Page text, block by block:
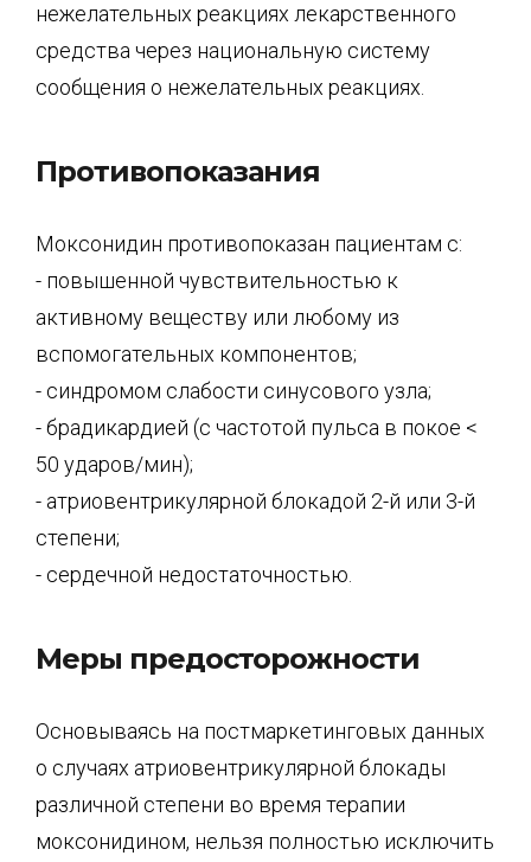
нежелательных реакциях лекарственного
средства через национальную систему
сообщения о нежелательных реакциях.
Противопоказания
Моксонидин противопоказан пациентам с:
- повышенной чувствительностью к
активному веществу или любому из
вспомогательных компонентов;
- синдромом слабости синусового узла;
- брадикардией (с частотой пульса в покое <
50 ударов/мин);
- атриовентрикулярной блокадой 2-й или 3-й
степени;
- сердечной недостаточностью.
Меры предосторожности
Основываясь на постмаркетинговых данных
о случаях атриовентрикулярной блокады
различной степени во время терапии
моксонидином, нельзя полностью исключить